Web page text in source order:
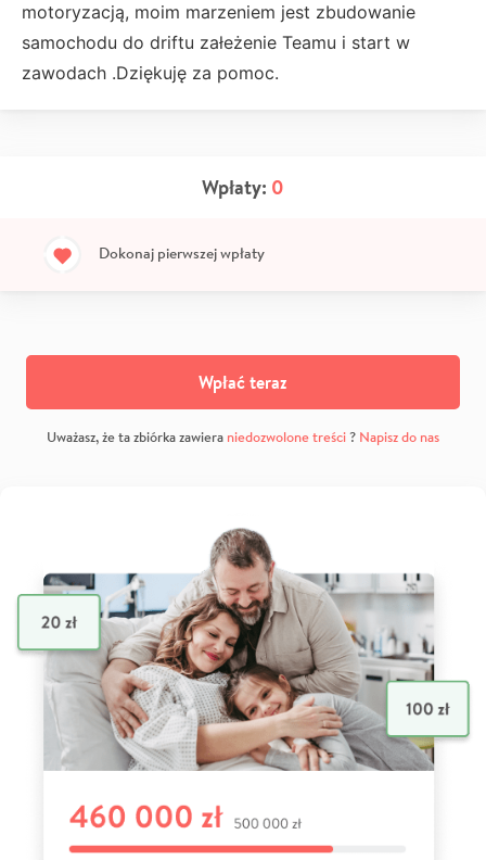
motoryzacją, moim marzeniem jest zbudowanie
samochodu do driftu załeżenie Teamu i start w
zawodach .Dziękuję za pomoc.
Wpłaty: 0
Dokonaj pierwszej wpłaty
Wpłać teraz
Uważasz, że ta zbiórka zawiera niedozwolone treści? Napisz do nas